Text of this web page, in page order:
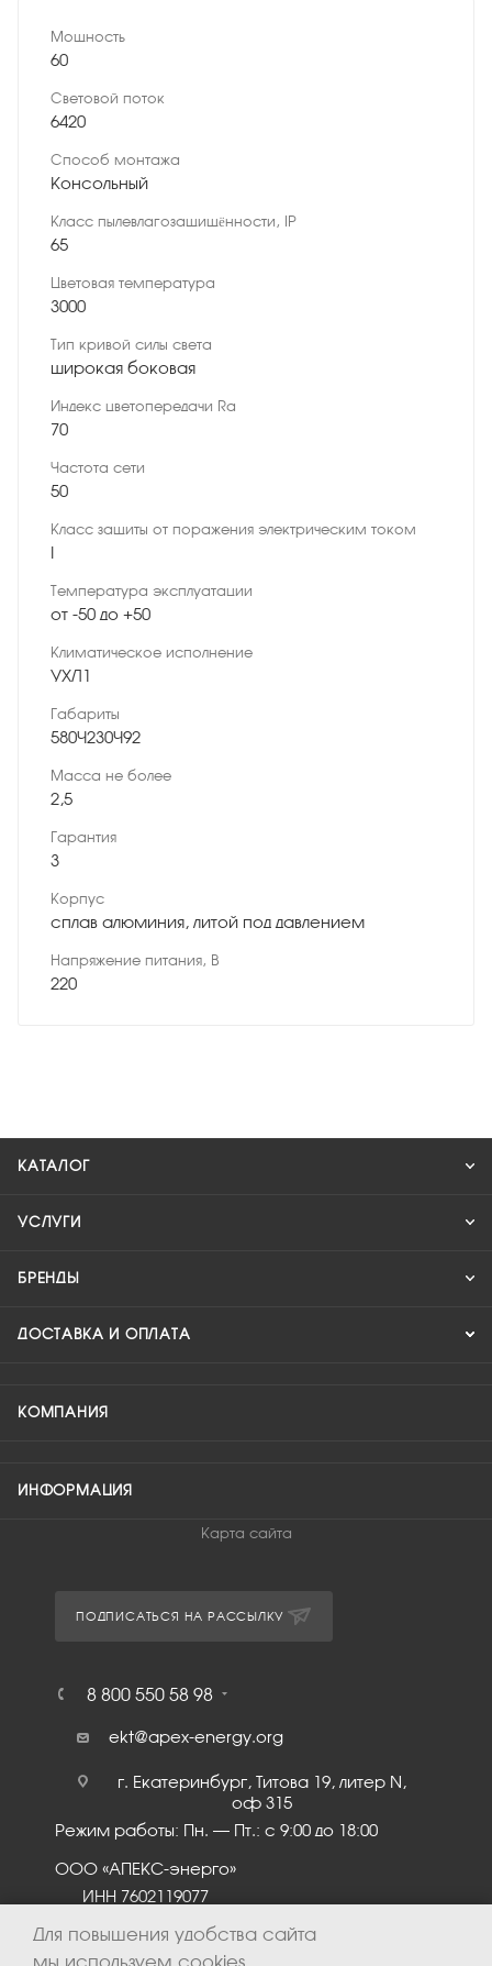
Мощность
60
Световой поток
6420
Способ монтажа
Консольный
Класс пылевлагозащищённости, IP
65
Цветовая температура
3000
Тип кривой силы света
широкая боковая
Индекс цветопередачи Ra
70
Частота сети
50
Класс защиты от поражения электрическим током
I
Температура эксплуатации
от -50 до +50
Климатическое исполнение
УХЛ1
Габариты
580×230×92
Масса не более
2,5
Гарантия
3
Корпус
сплав алюминия, литой под давлением
Напряжение питания, В
220
КАТАЛОГ
УСЛУГИ
БРЕНДЫ
ДОСТАВКА И ОПЛАТА
КОМПАНИЯ
ИНФОРМАЦИЯ
Карта сайта
ПОДПИСАТЬСЯ НА РАССЫЛКУ
8 800 550 58 98
ekt@apex-energy.org
г. Екатеринбург, Титова 19, литер N,
оф 315
Режим работы: Пн. – Пт.: с 9:00 до 18:00
ООО «АПЕКС-энерго»
ИНН 7602119077
Для повышения удобства сайта